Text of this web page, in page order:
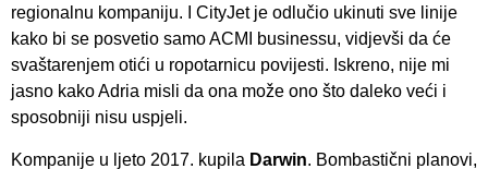
regionalnu kompaniju. I CityJet je odlučio ukinuti sve linije
kako bi se posvetio samo ACMI businessu, vidjevši da će
svaštarenjem otići u ropotarnicu povijesti. Iskreno, nije mi
jasno kako Adria misli da ona može ono što daleko veći i
sposobniji nisu uspjeli.
Kompanije u ljeto 2017. kupila Darwin. Bombastični planovi,